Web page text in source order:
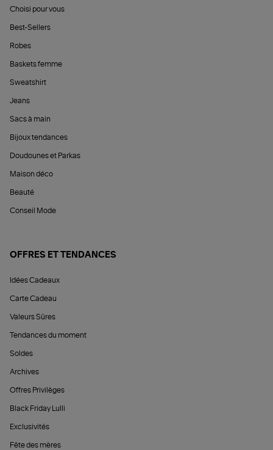
Choisi pour vous
Best-Sellers
Robes
Baskets femme
Sweatshirt
Jeans
Sacs à main
Bijoux tendances
Doudounes et Parkas
Maison déco
Beauté
Conseil Mode
OFFRES ET TENDANCES
Idées Cadeaux
Carte Cadeau
Valeurs Sûres
Tendances du moment
Soldes
Archives
Offres Privilèges
Black Friday Lulli
Exclusivités
Fête des mères